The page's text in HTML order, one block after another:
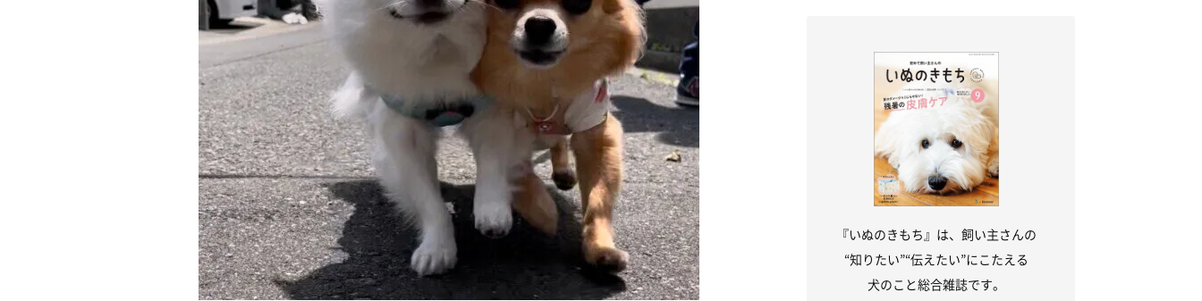
『いぬのきもち』は、飼い主さんの
“知りたい”“伝えたい”にこたえる
犬のこと総合雑誌です。